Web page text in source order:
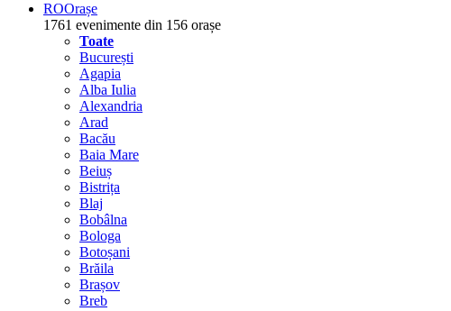
ROOrașe
1761 evenimente din 156 orașe
Toate
București
Agapia
Alba Iulia
Alexandria
Arad
Bacău
Baia Mare
Beiuș
Bistrița
Blaj
Bobâlna
Bologa
Botoșani
Brăila
Brașov
Breb